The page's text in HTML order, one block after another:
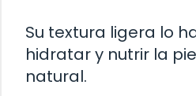
Su textura ligera lo
hidratar y nutrir la
natural.